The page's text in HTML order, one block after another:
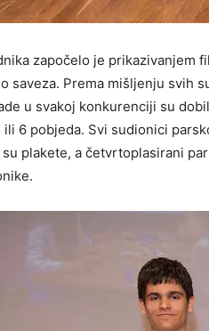
započelo je prikazivanjem
saveza. Prema mišljenju svih
u svakoj konkurenciji su
6 pobjeda. Svi sudionici
plakete, a četvrtoplasirani